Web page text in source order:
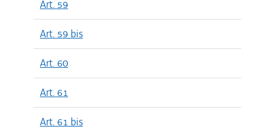
Art. 59
Art. 59 bis
Art. 60
Art. 61
Art. 61 bis